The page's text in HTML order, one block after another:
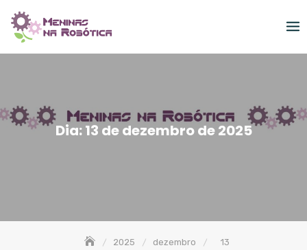
content
Dia:13 de dezembro de 2025
2025 dezembro 13